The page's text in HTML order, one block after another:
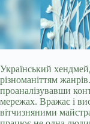
Український
різноманіттям
проаналізувавши
мережах. Вражає і
вітчизняними